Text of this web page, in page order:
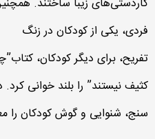
فردی، یکی از کودکان در زنگ
تفریح، برای دیگر کودکان،
کثیف نیستند” را بلند خوانی
سنج، شنوایی و گوش کودکان را